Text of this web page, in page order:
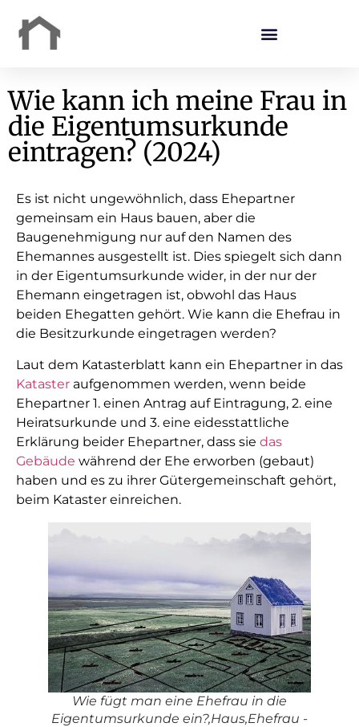
Wie kann ich meine Frau in
die Eigentumsurkunde
eintragen? (2024)
Es ist nicht ungewöhnlich, dass Ehepartner
gemeinsam ein Haus bauen, aber die
Baugenehmigung nur auf den Namen des
Ehemannes ausgestellt ist. Dies spiegelt sich dann
in der Eigentumsurkunde wider, in der nur der
Ehemann eingetragen ist, obwohl das Haus
beiden Ehegatten gehört. Wie kann die Ehefrau in
die Besitzurkunde eingetragen werden?
Laut dem Katasterblatt kann ein Ehepartner in das
Kataster aufgenommen werden, wenn beide
Ehepartner 1. einen Antrag auf Eintragung, 2. eine
Heiratsurkunde und 3. eine eidesstattliche
Erklärung beider Ehepartner, dass sie das
Gebäude während der Ehe erworben (gebaut)
haben und es zu ihrer Gütergemeinschaft gehört,
beim Kataster einreichen.
Wie fügt man eine Ehefrau in die
Eigentumsurkunde ein?,Haus,Ehefrau -